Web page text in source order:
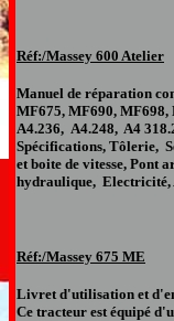
Réf:/Massey 600 Atelier
Manuel de réparation
MF675, MF690,
A4.236, A4.248, A4
Spécifications, Tôlerie,
et boite de vitesse, Pont
hydraulique, Electricité,
Réf:/Massey 675 ME
Livret d'utilisation et
Ce tracteur est équipé